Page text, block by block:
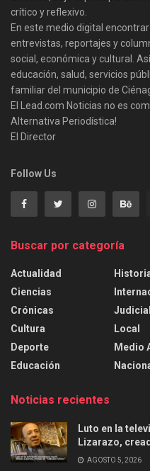
crítico y reflexivo.
En este medio digital
entrevistas, reportajes y
social, económica y cultural.
educación, salud, servicios
familiar del municipio de
El Lead.com Noticias no es
Alternativa Periodística!
El Director
Follow Us
Buscar por categoría
Actualidad
Ciencias
Crónicas
Cultura
Deporte
Educación
Judicial
Local
Medio
Noticias recientes
Luto en la
Lizarazo,
AGOSTO 5, 2026